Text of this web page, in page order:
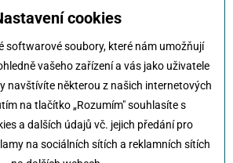
cookies
softwarové soubory, které nám umožňují
vašeho zařízení a vás jako uživatele
navštívíte některou z našich internetových
na tlačítko „Rozumím" souhlasíte s
a dalších údajů vč. jejich předání pro
na sociálních sítích a reklamních sítích
Oznamovací systém
Kola Klokočka - ukončení
provozu